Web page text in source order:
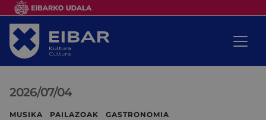
2026/07/04
MUSIKA PAILAZOAK GASTRONOMIA